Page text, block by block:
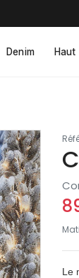
Denim Haut
Le